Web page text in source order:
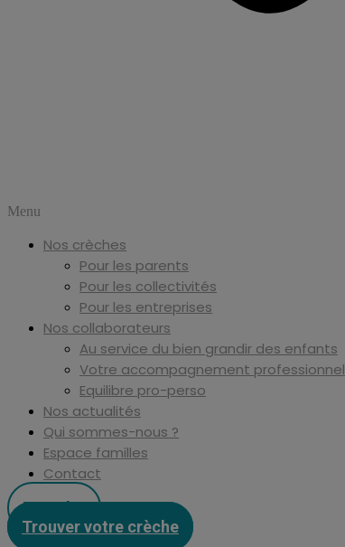
Menu
Nos crèches
Pour les parents
Pour les collectivités
Pour les entreprises
Nos collaborateurs
Au service du bien grandir des enfants
Votre accompagnement professionnel
Equilibre pro-perso
Nos actualités
Qui sommes-nous ?
Espace familles
Contact
Postuler
Trouver votre crèche